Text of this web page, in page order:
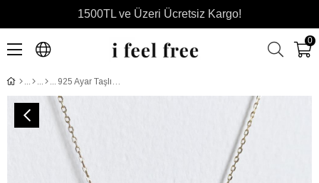
1500TL ve Üzeri Ücretsiz Kargo!
0
925 Ayar Taşlı Kuzey Yıldızı Gümüş Kolye - 18 Ayar Sarı Altın Kaplama